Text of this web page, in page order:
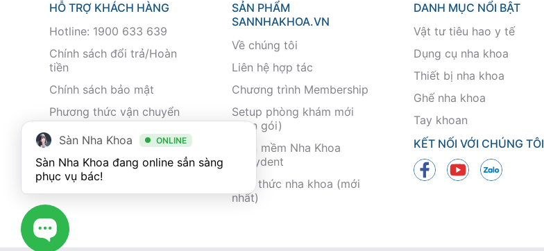
HỖ TRỢ KHÁCH HÀNG
Hotline: 1900 633 639
Chính sách đổi trả/Hoàn
tiền
Chính sách bảo mật
Phương thức vận chuyển
Phương thức thanh toán
SẢN PHẨM
SANNHAKHOA.VN
Về chúng tôi
Liên hệ hợp tác
Chương trình Membership
Setup phòng khám mới
(trọn gói)
Phần mềm Nha Khoa
Simlydent
Kiến thức nha khoa (mới
nhất)
DANH MỤC NỔI BẬT
Vật tư tiêu hao y tế
Dụng cụ nha khoa
Thiết bị nha khoa
Ghế nha khoa
Tay khoan
KẾT NỐI VỚI CHÚNG TÔI
Sàn Nha Khoa ONLINE
Sàn Nha Khoa đang online sẳn sàng
phục vụ bác!